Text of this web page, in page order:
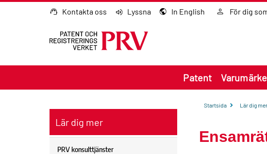
Gå till innehållet Kontakta oss Lyssna In English För dig
Patent Varumärke
Lär dig mer
PRV konsulttjänster
Startsida Lär dig mer